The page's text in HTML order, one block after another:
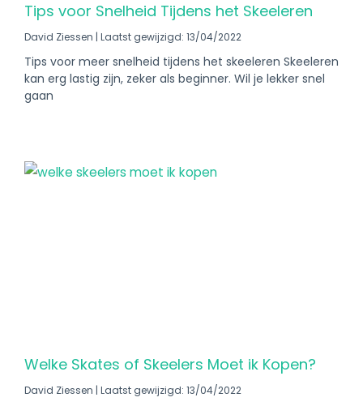
Tips voor Snelheid Tijdens het Skeeleren
David Ziessen Laatst gewijzigd: 13/04/2022
Tips voor meer snelheid tijdens het skeeleren Skeeleren
kan erg lastig zijn, zeker als beginner. Wil je lekker snel
gaan
Welke Skates of Skeelers Moet ik Kopen?
David Ziessen Laatst gewijzigd: 13/04/2022